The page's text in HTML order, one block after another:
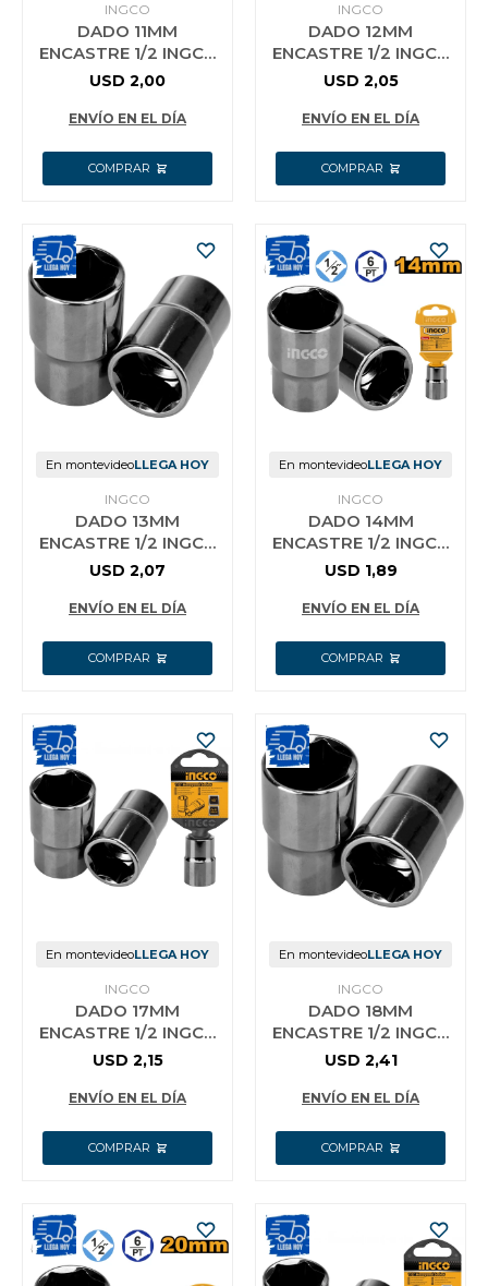
INGCO
DADO 11MM
ENCASTRE 1/2 INGCO
HHAST12111
USD 2,00
ENVÍO EN EL DÍA
INGCO
DADO 12MM
ENCASTRE 1/2 INGCO
HHAST12121
USD 2,05
ENVÍO EN EL DÍA
En montevideoLLEGA HOY
INGCO
DADO 13MM
ENCASTRE 1/2 INGCO
HHAST12131
USD 2,07
ENVÍO EN EL DÍA
En montevideoLLEGA HOY
INGCO
DADO 14MM
ENCASTRE 1/2 INGCO
HHAST12141
USD 1,89
ENVÍO EN EL DÍA
En montevideoLLEGA HOY
INGCO
DADO 17MM
ENCASTRE 1/2 INGCO
HHAST12171
USD 2,15
ENVÍO EN EL DÍA
En montevideoLLEGA HOY
INGCO
DADO 18MM
ENCASTRE 1/2 INGCO
HHAST12181
USD 2,41
ENVÍO EN EL DÍA